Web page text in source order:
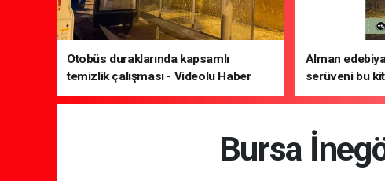
Otobüs duraklarında kapsamlı
temizlik çalışması - Videolu Haber
Alman
serüveni bu
Edebiyatı"
Bursa